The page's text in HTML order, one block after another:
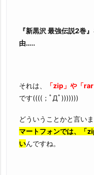
『新黒沢 最強伝説2巻
由…..
それは、
「zip」や「
です((((；ﾟДﾟ)))))))
どういうことかと言いま
マートフォンでは、「
いんですね。